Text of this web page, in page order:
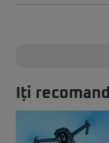
Iți